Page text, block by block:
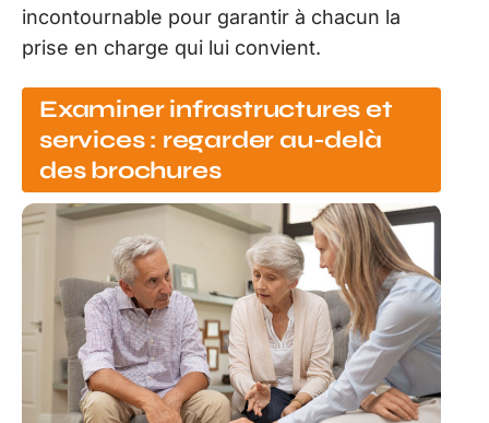
incontournable pour garantir à chacun la
prise en charge qui lui convient.
Examiner infrastructures et
services : regarder au-delà
des brochures